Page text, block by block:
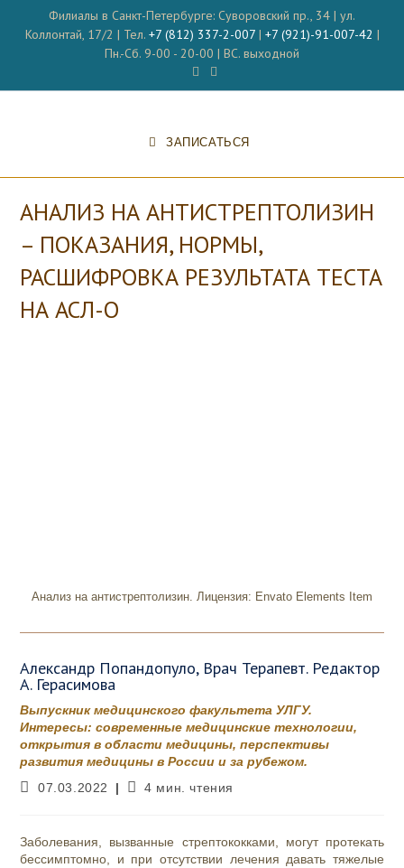
содержимому
Филиалы в Санкт-Петербурге: Суворовский пр., 34 | ул.
Коллонтай, 17/2 | Тел. +7 (812) 337-2-007| +7 (921)-91-007-42 |
Пн.-Сб. 9-00 - 20-00 | ВС. выходной
ЗАПИСАТЬСЯ
АНАЛИЗ НА АНТИСТРЕПТОЛИЗИН
– ПОКАЗАНИЯ, НОРМЫ,
РАСШИФРОВКА РЕЗУЛЬТАТА ТЕСТА
НА АСЛ-О
Анализ на антистрептолизин. Лицензия: Envato Elements Item
Александр Попандопуло, Врач Терапевт. Редактор
А. Герасимова
Выпускник медицинского факультета УЛГУ.
Интересы: современные медицинские технологии,
открытия в области медицины, перспективы
развития медицины в России и за рубежом.
Запись
07.03.2022
Время
4 мин. чтения
Заболевания, вызванные стрептококками, могут протекать
бессимптомно, и при отсутствии лечения давать тяжелые